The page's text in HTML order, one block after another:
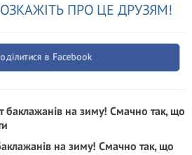
ПРО ЦЕ ДРУЗЯМ!
в Facebook
на зиму! Смачно так, що